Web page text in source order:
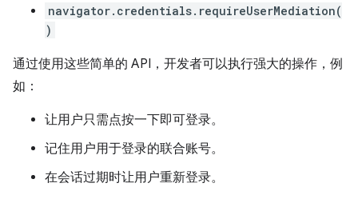
navigator.credentials.requireUserMediation(
)
通过使用这些简单的 API，开发者可以执行强大的操作，例
如：
让用户只需点按一下即可登录。
记住用户用于登录的联合账号。
在会话过期时让用户重新登录。